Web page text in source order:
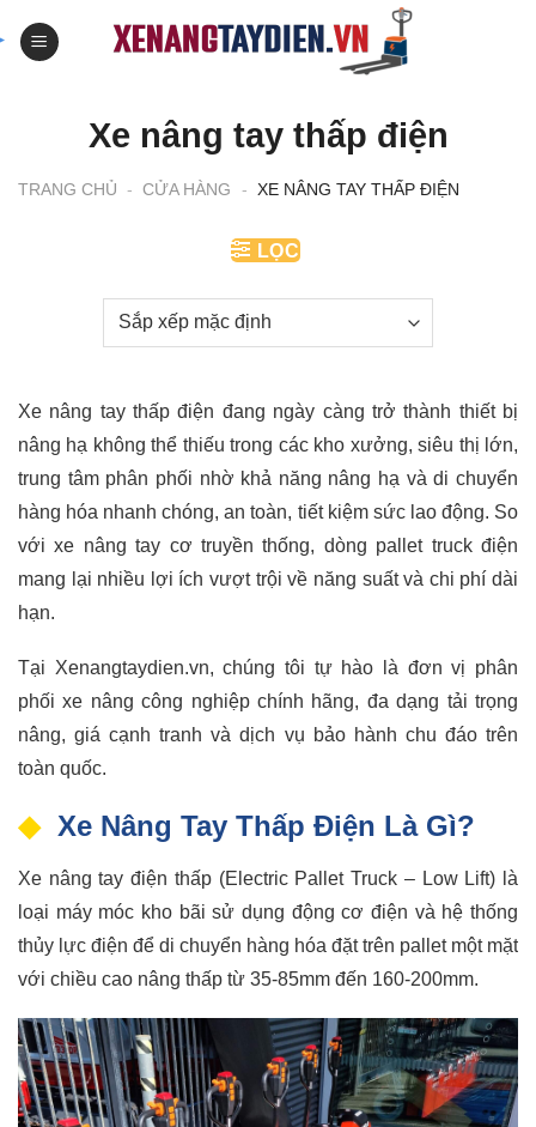
to
Xe nâng tay thấp điện
TRANG CHỦ - CỬA HÀNG - XE NÂNG TAY THẤP ĐIỆN
LỌC
Xe nâng tay thấp điện đang ngày càng trở thành thiết bị
nâng hạ không thể thiếu trong các kho xưởng, siêu thị lớn,
trung tâm phân phối nhờ khả năng nâng hạ và di chuyển
hàng hóa nhanh chóng, an toàn, tiết kiệm sức lao động. So
với xe nâng tay cơ truyền thống, dòng pallet truck điện
mang lại nhiều lợi ích vượt trội về năng suất và chi phí dài
hạn.
Tại Xenangtaydien.vn, chúng tôi tự hào là đơn vị phân
phối xe nâng công nghiệp chính hãng, đa dạng tải trọng
nâng, giá cạnh tranh và dịch vụ bảo hành chu đáo trên
toàn quốc.
Xe Nâng Tay Thấp Điện Là Gì?
Xe nâng tay điện thấp (Electric Pallet Truck – Low Lift) là
loại máy móc kho bãi sử dụng động cơ điện và hệ thống
thủy lực điện để di chuyển hàng hóa đặt trên pallet một mặt
với chiều cao nâng thấp từ 35-85mm đến 160-200mm.